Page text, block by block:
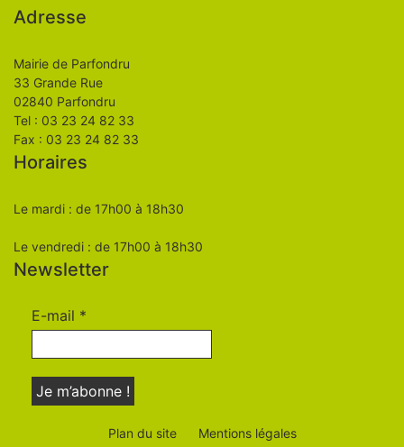
Adresse
Mairie de Parfondru
33 Grande Rue
02840 Parfondru
Tel : 03 23 24 82 33
Fax : 03 23 24 82 33
Horaires
Le mardi : de 17h00 à 18h30
Le vendredi : de 17h00 à 18h30
Newsletter
E-mail *
Plan du site Mentions légales